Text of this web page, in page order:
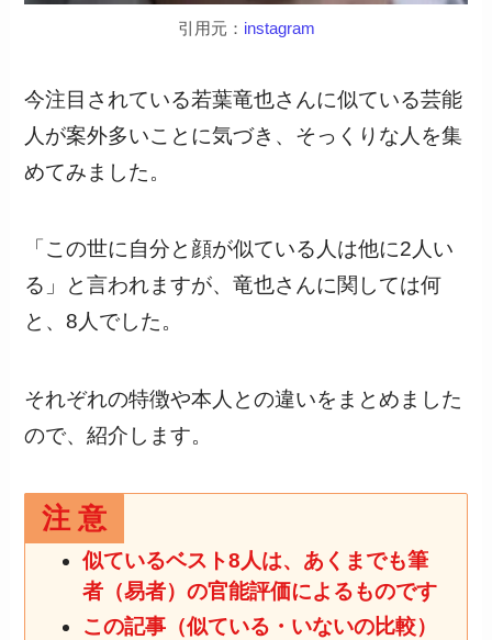
引用元： instagram
今注目されている若葉竜也さんに似ている芸能
人が案外多いことに気づき、そっくりな人を集
めてみました。
「この世に自分と顔が似ている人は他に2人い
る」と言われますが、竜也さんに関しては何
と、8人でした。
それぞれの特徴や本人との違いをまとめました
ので、紹介します。
注 意
似ているベスト8人は、あくまでも筆
者（易者）の官能評価によるものです
この記事（似ている・いないの比較）